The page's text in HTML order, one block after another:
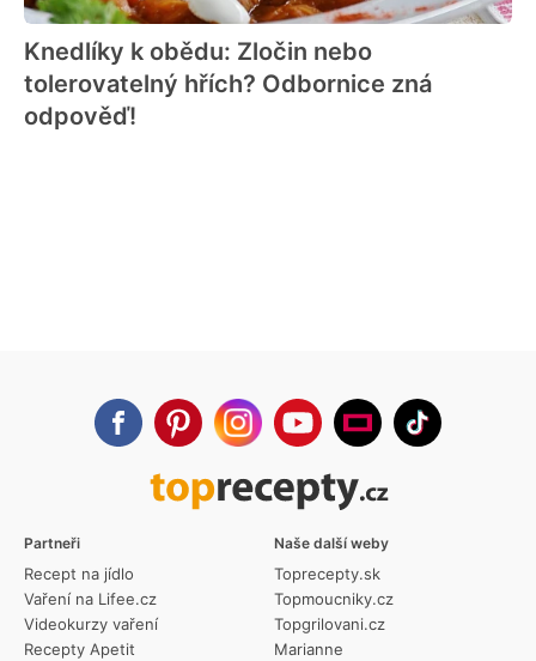
Knedlíky k obědu: Zločin nebo
tolerovatelný hřích? Odbornice zná
odpověď!
Partneři
Recept na jídlo
Vaření na Lifee.cz
Videokurzy vaření
Recepty Apetit
Naše další weby
Toprecepty.sk
Topmoucniky.cz
Topgrilovani.cz
Marianne